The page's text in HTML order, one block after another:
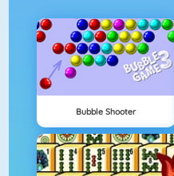
Bubble Shooter